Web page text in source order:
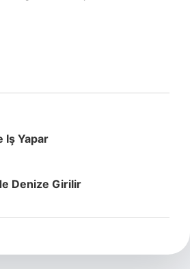
Iş Yapar
Denize Girilir